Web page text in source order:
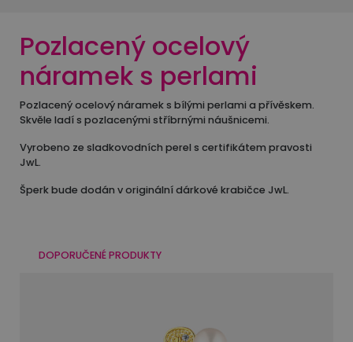
Pozlacený ocelový
náramek s perlami
Pozlacený ocelový náramek s bílými perlami a přívěskem.
Skvěle ladí s pozlacenými stříbrnými náušnicemi.
Vyrobeno ze sladkovodních perel s certifikátem pravosti
JwL.
Šperk bude dodán v originální dárkové krabičce JwL.
DOPORUČENÉ PRODUKTY